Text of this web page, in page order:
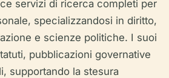
servizi di ricerca completi per
specializzandosi in diritto,
e scienze politiche. I suoi
pubblicazioni governative
supportando la stesura